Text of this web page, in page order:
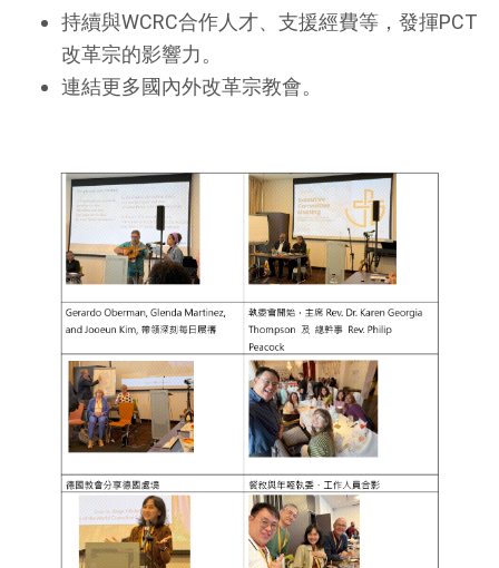
持續與WCRC合作人才、支援經費等，發揮PCT
改革宗的影響力。
連結更多國內外改革宗教會。